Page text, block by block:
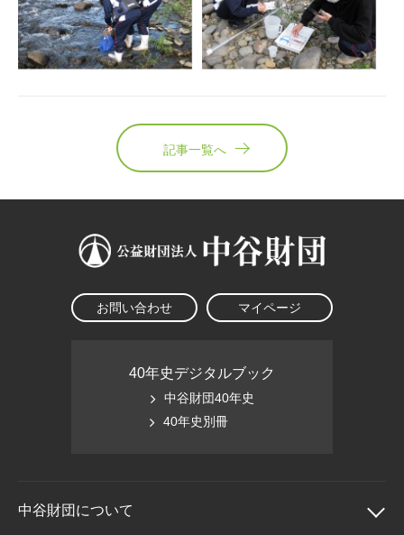
記事一覧へ
お問い合わせ マイページ
40年史デジタルブック
中谷財団40年史
40年史別冊
中谷財団について